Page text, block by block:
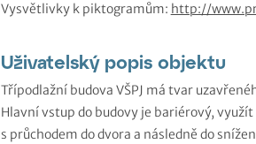
Vysvětlivky k piktogramům: http://
Uživatelský popis objektu
Třípodlažní budova VŠPJ má tvar
Hlavní vstup do budovy je bariérový,
s průchodem do dvora a následně do